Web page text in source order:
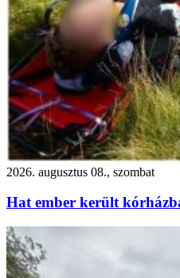
2026. augusztus 08., szombat
Hat ember került